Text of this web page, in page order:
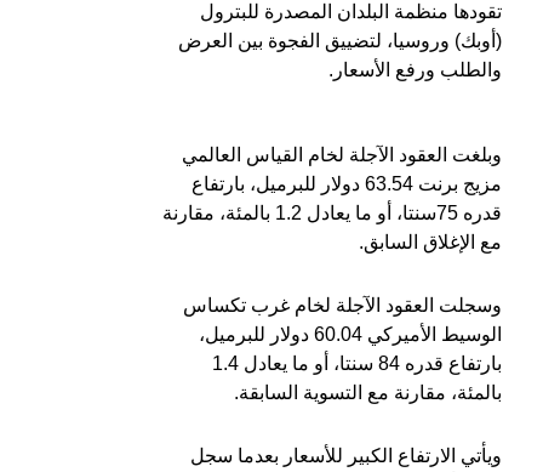
تقودها منظمة البلدان المصدرة للبترول
(أوبك) وروسيا، لتضييق الفجوة بين العرض
والطلب ورفع الأسعار.
وبلغت العقود الآجلة لخام القياس العالمي
مزيج برنت 63.54 دولار للبرميل، بارتفاع
قدره 75سنتا، أو ما يعادل 1.2 بالمئة، مقارنة
مع الإغلاق السابق.
وسجلت العقود الآجلة لخام غرب تكساس
الوسيط الأميركي 60.04 دولار للبرميل،
بارتفاع قدره 84 سنتا، أو ما يعادل 1.4
بالمئة، مقارنة مع التسوية السابقة.
ويأتي الارتفاع الكبير للأسعار بعدما سجل